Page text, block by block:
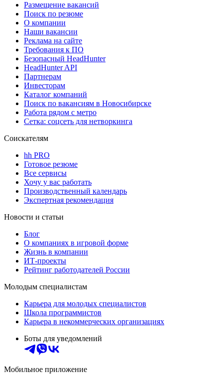
Размещение вакансий
Поиск по резюме
О компании
Наши вакансии
Реклама на сайте
Требования к ПО
Безопасный HeadHunter
HeadHunter API
Партнерам
Инвесторам
Каталог компаний
Поиск по вакансиям в Новосибирске
Работа рядом с метро
Сетка: соцсеть для нетворкинга
Соискателям
hh PRO
Готовое резюме
Все сервисы
Хочу у вас работать
Производственный календарь
Экспертная рекомендация
Новости и статьи
Блог
О компаниях в игровой форме
Жизнь в компании
ИТ-проекты
Рейтинг работодателей России
Молодым специалистам
Карьера для молодых специалистов
Школа программистов
Карьера в некоммерческих организациях
Боты для уведомлений
Мобильное приложение